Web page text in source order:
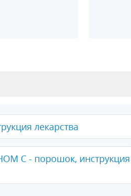
лекарства
C - порошок, инструкция